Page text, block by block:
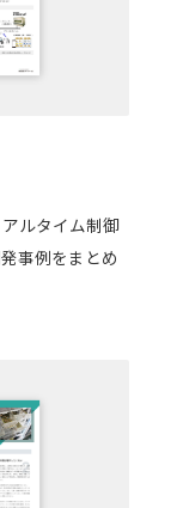
ルタイム制御
事例をまとめ